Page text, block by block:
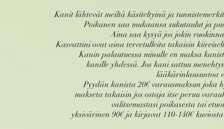
Kanit lähtevät meiltä käsiteltyinä ja
Poikanen saa mukaansa sukutaulut ja
Aina saa kysyä jos jokin
Kasvattini ovat aina tervetulleita takaisin
Kanin palautuessa minulle en maksa
kanille yhdessä. Jos kani sattuu
lääkärinlausuntoa
Pyydän kanista 20€ varausmaksun joka
makseta takaisin jos ostaja itse peruu
valitsemastasi poikasesta tai
yksivärinen 90€ ja kirjavat 110-140€